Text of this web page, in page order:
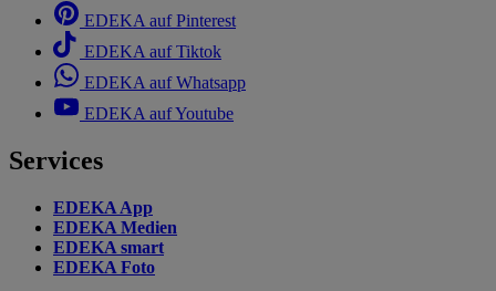
EDEKA auf Pinterest
EDEKA auf Tiktok
EDEKA auf Whatsapp
EDEKA auf Youtube
Services
EDEKA App
EDEKA Medien
EDEKA smart
EDEKA Foto